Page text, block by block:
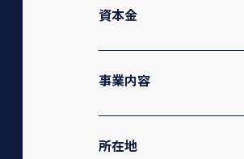
資本金
事業内容
所在地